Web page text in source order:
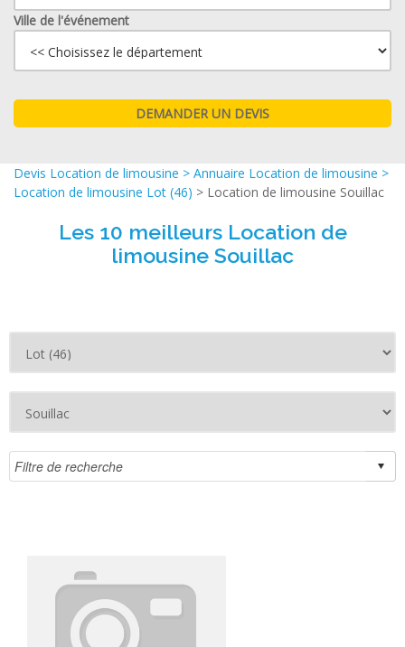
Ville de l'événement
Devis Location de limousine > Annuaire Location de limousine >
Location de limousine Lot (46) > Location de limousine Souillac
Les 10 meilleurs Location de
limousine Souillac